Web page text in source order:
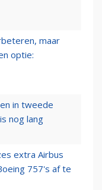
maar
optie:
in tweede
nog lang
extra Airbus
757's af te